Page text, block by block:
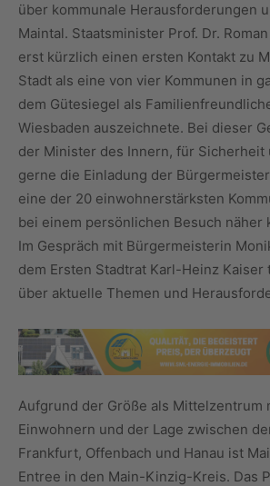
über kommunale Herausforderungen
Maintal. Staatsminister Prof. Dr.
erst kürzlich einen ersten Kontakt zu
Stadt als eine von vier Kommunen in
dem Gütesiegel als
Wiesbaden auszeichnete. Bei dieser
der Minister des Innern, für Sicherheit
gerne die Einladung der
eine der 20 einwohnerstärksten
bei einem persönlichen Besuch näher
Im Gespräch mit Bürgermeisterin
dem Ersten Stadtrat Karl-Heinz Kaiser
über aktuelle Themen und
Aufgrund der Größe als Mittelzentrum
Einwohnern und der Lage zwischen
Frankfurt, Offenbach und Hanau ist
Entree in den Main-Kinzig-Kreis. Das